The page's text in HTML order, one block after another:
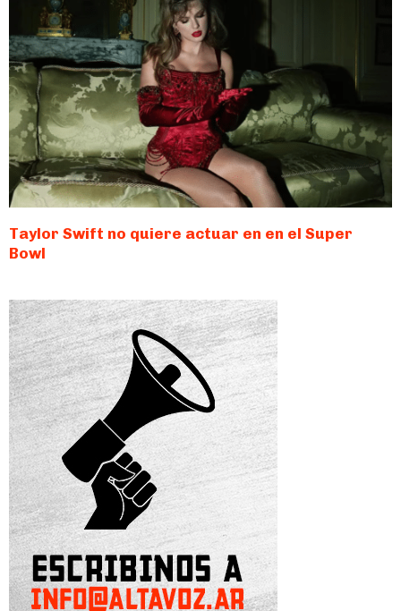
Taylor Swift no quiere actuar en en el Super
Bowl